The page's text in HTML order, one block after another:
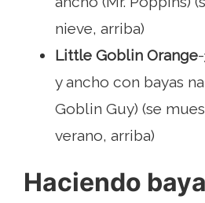
nieve, arriba)
Little Goblin Orange
y ancho con bayas
Goblin Guy) (se
verano, arriba)
Haciendo